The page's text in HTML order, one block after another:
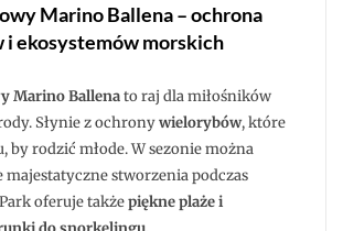
Marino Ballena – ochrona
ekosystemów morskich
Marino Ballenato raj dla miłośników
Słynie z ochronywielorybów, które
by rodzić młode. W sezonie można
majestatyczne stworzenia podczas
oferuje takżepiękne plaże i